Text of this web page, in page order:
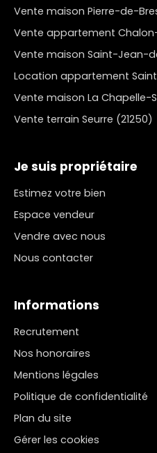
Vente maison Pierre-de-
Vente appartement
Vente maison Saint-Jean-
Location appartement
Vente maison La Chapelle-
Vente terrain Seurre (21250)
Je suis propriétaire
Estimez votre bien
Espace vendeur
Vendre avec nous
Nous contacter
Informations
Recrutement
Nos honoraires
Mentions légales
Politique de confidentialité
Plan du site
Gérer les cookies